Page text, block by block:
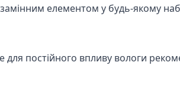
елементом у будь-якому
постійного впливу вологи